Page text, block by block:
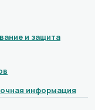
и защита
информация